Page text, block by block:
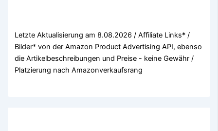
Letzte Aktualisierung am 8.08.2026 / Affiliate Links* /
Bilder* von der Amazon Product Advertising API, ebenso
die Artikelbeschreibungen und Preise - keine Gewähr /
Platzierung nach Amazonverkaufsrang